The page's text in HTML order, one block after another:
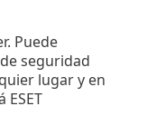
Puede
seguridad
lugar y en